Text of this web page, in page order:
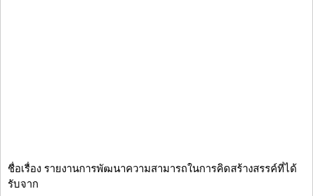
ชื่อเรื่อง รายงานการพัฒนาความสามารถในการคิดสร้างสรรค์ที่ได้
รับจาก